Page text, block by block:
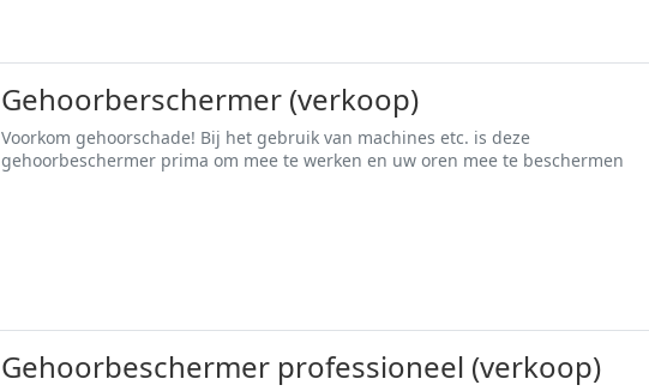
Gehoorberschermer (verkoop)
Voorkom gehoorschade! Bij het gebruik van machines etc. is deze
gehoorbeschermer prima om mee te werken en uw oren mee te beschermen
Gehoorbeschermer professioneel (verkoop)